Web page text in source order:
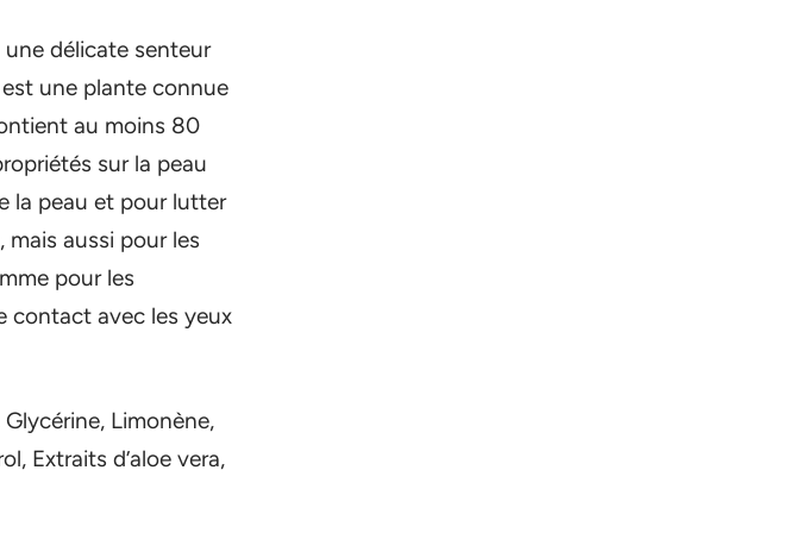
délicate senteur
est une plante connue
au moins 80
sur la peau
la peau et pour lutter
aussi pour les
pour les
contact avec les yeux
Limonène,
Extraits d’aloe vera,